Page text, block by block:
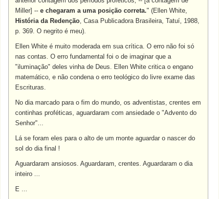
Miller] --e chegaram a uma posição correta." (Ellen White,
História da Redenção, Casa Publicadora Brasileira, Tatuí, 1988,
p. 369. O negrito é meu).
Ellen White é muito moderada em sua crítica. O erro não foi só
nas contas. O erro fundamental foi o de imaginar que a
"iluminação" deles vinha de Deus. Ellen White critica o engano
matemático, e não condena o erro teológico do livre exame das
Escrituras.
No dia marcado para o fim do mundo, os adventistas, crentes em
continhas proféticas, aguardaram com ansiedade o "Advento do
Senhor"...
Lá se foram eles para o alto de um monte aguardar o nascer do
sol do dia final !
Aguardaram ansiosos. Aguardaram, crentes. Aguardaram o dia
inteiro ...
E ...